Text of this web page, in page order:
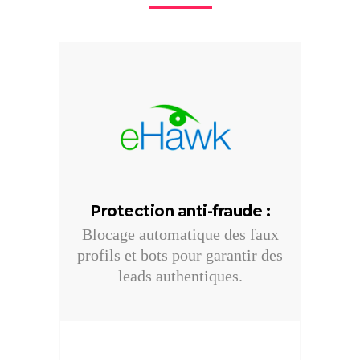
Protection anti-fraude :
Blocage automatique des faux
profils et bots pour garantir des
leads authentiques.